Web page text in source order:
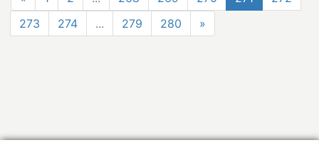
273
274 ... 279 280 »